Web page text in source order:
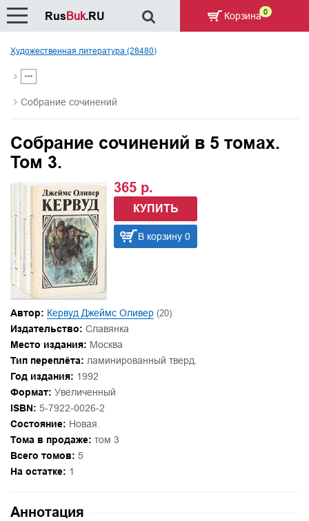
Художественная литература (28480)
Собрание сочинений
Собрание сочинений в 5 томах.
Том 3.
365 р.
КУПИТЬ
В корзину 0
Автор: Кервуд Джеймс Оливер (20)
Издательство: Славянка
Место издания: Москва
Тип переплёта: ламинированный тверд.
Год издания: 1992
Формат: Увеличенный
ISBN: 5-7922-0026-2
Состояние: Новая.
Тома в продаже: том 3
Всего томов: 5
На остатке: 1
Аннотация
RusBuk.RU Корзина 0